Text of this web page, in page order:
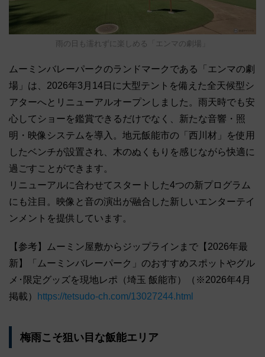
雨の日も濡れずに楽しめる「エンマの劇場」
ムーミンバレーパークのランドマークである「エンマの劇
場」は、2026年3月14日に大型テントを備えた全天候型シ
アターへとリニューアルオープンしました。雨天時でも安
心してショーを鑑賞できるだけでなく、新たな音響・照
明・映像システムを導入。地元飯能市の「西川材」を使用
したベンチが設置され、木のぬくもりを感じながら快適に
過ごすことができます。
リニューアルに合わせてスタートした4つの新プログラム
にも注目。映像と音の演出が融合した新しいエンターテイ
ンメントを提供しています。
【参考】ムーミン屋敷からジップラインまで【2026年最
新】「ムーミンバレーパーク」のおすすめスポットやグル
メ･限定グッズを現地レポ（埼玉 飯能市）（※2026年4月
掲載）
https://tetsudo-ch.com/13027244.html
梅雨こそ狙い目な飯能エリア